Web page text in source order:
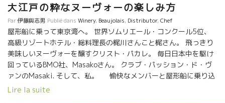
大江戸の粋なヌーヴォーの楽しみ方
Par伊藤與志男 Publié dans Winery, Beaujolais, Distributor,Chef
屋形船に乗って東京湾へ。 世界ソムリエール・コンクール5位、
高級リゾートホテル・総料理長の梶川さんこと梶さん。 飛っきり
美味しいヌーヴォーを醸すクリスト・パカレ。 毎日日本中を駆け
回っているBMO社、Masakoさん。 クラブ・パッション・ド・ヴ
ァンのMasaki. そして、私。 愉快なメンバーと屋形船に乗り込
んだ。 大江戸の夜景が動き出した。 総料理長の梶さんが焼いてく
Lire la suite